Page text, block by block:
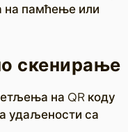
на памћење или
скенирање
на QR коду
удаљености са